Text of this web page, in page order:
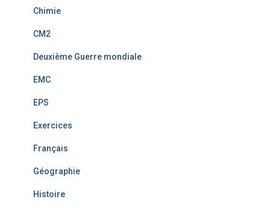
Chimie
CM2
Deuxième Guerre mondiale
EMC
EPS
Exercices
Français
Géographie
Histoire